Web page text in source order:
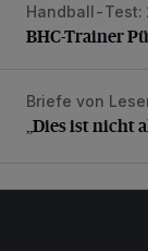
BHC-Trainer
Handball-Test:
BHC-Trainer
„Dies ist nicht
Briefe von
„Dies ist nicht